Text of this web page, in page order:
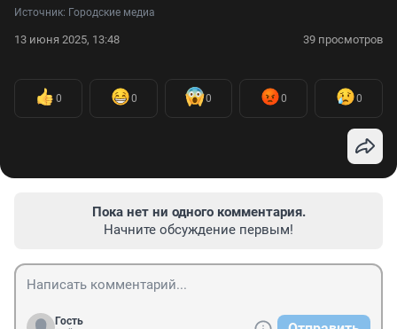
Источник: Городские медиа
13 июня 2025, 13:48 39 просмотров
0 0 0 0 0
Пока нет ни одного комментария.
Начните обсуждение первым!
Гость